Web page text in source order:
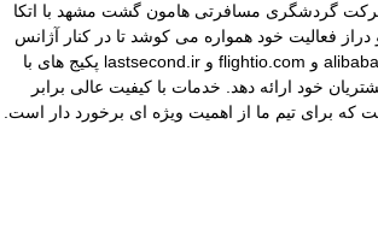
گردشگری مسافرتی هامون گشت مشهد با اتکا
فعالیت خود همواره می کوشد تا در کنار آژانس
های معتبر دیگر مانند alibaba.ir و flightio.com و lastsecond.ir پکیج های با
خود ارائه دهد. خدمات با کیفیت عالی برابر
که برای تیم ما از اهمیت ویژه ای برخورد دار است.